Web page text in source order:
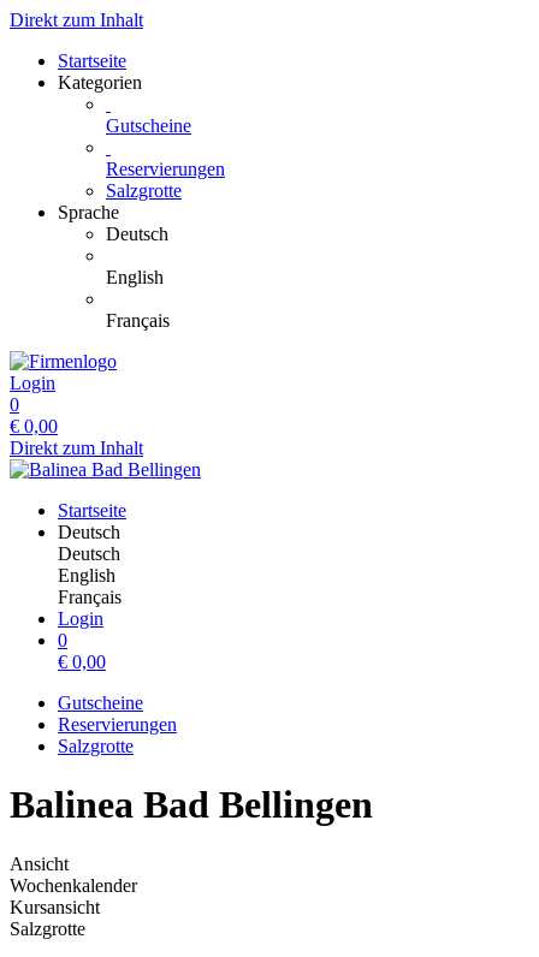
Direkt zum Inhalt
Startseite
Kategorien
Gutscheine
Reservierungen
Salzgrotte
Sprache
Deutsch
English
Français
Login
0
€ 0,00
Direkt zum Inhalt
Startseite
Deutsch
Deutsch
English
Français
Login
0
€ 0,00
Gutscheine
Reservierungen
Salzgrotte
Balinea Bad Bellingen
Ansicht
Wochenkalender
Kursansicht
Salzgrotte